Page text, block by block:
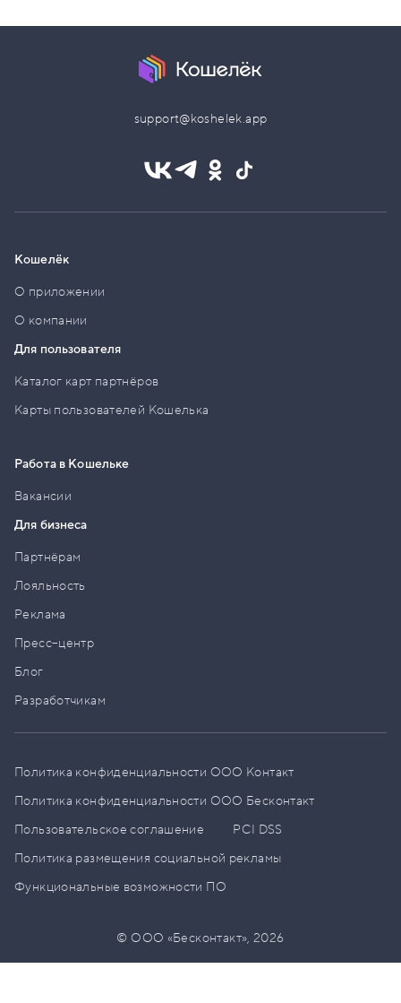
support@koshelek.app
Кошелёк
О приложении
О компании
Для пользователя
Каталог карт партнёров
Карты пользователей Кошелька
Работа в Кошельке
Вакансии
Для бизнеса
Партнёрам
Лояльность
Реклама
Пресс–центр
Блог
Разработчикам
Политика конфиденциальности ООО Контакт
Политика конфиденциальности ООО Бесконтакт
Пользовательское соглашение
PCI DSS
Политика размещения социальной рекламы
Функциональные возможности ПО
© ООО «Бесконтакт»,2026